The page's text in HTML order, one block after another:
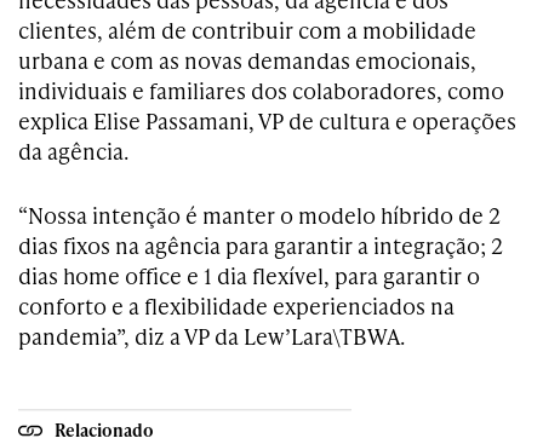
clientes, além de contribuir com a mobilidade
urbana e com as novas demandas emocionais,
individuais e familiares dos colaboradores, como
explica Elise Passamani, VP de cultura e operações
da agência.
“Nossa intenção é manter o modelo híbrido de 2
dias fixos na agência para garantir a integração; 2
dias home office e 1 dia flexível, para garantir o
conforto e a flexibilidade experienciados na
pandemia”, diz a VP da Lew’Lara\TBWA.
Relacionado